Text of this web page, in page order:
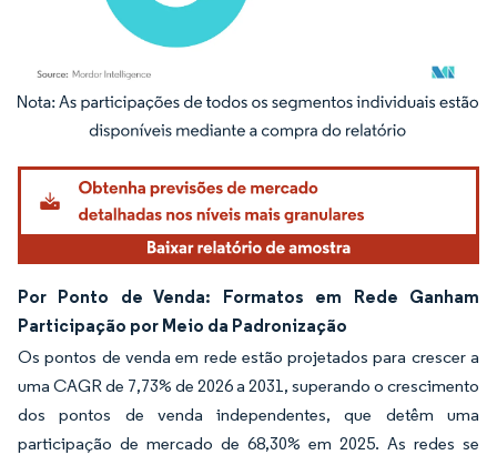
Imagem © Mordor Intelligence. O reuso requer atribuição conforme CC BY 4.0.
Por Ponto de Venda: Formatos em Rede Ganham
Participação por Meio da Padronização
Os pontos de venda em rede estão projetados para crescer a
uma CAGR de 7,73% de 2026 a 2031, superando o crescimento
dos pontos de venda independentes, que detêm uma
participação de mercado de 68,30% em 2025. As redes se